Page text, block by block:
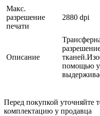
Макс.
разрешение
печати
2880 dpi
Описание
помощью
Перед покупкой уточняйте
комплектацию у продавца